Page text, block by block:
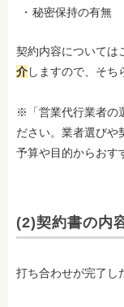
秘密保持の有無
契約内容については
介しますので、そち
※「営業代行業者の
ださい。業者選びや
予算や目的からおす
(2)契約書の内
打ち合わせが完了し